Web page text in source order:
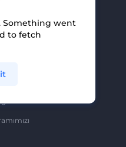
Something went
to fetch